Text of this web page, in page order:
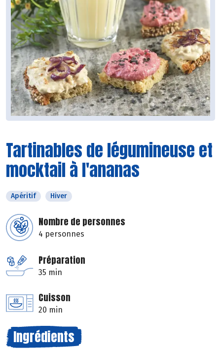
Tartinables de légumineuse et
mocktail à l'ananas
Apéritif Hiver
Nombre de personnes
4 personnes
Préparation
35 min
Cuisson
20 min
Ingrédients